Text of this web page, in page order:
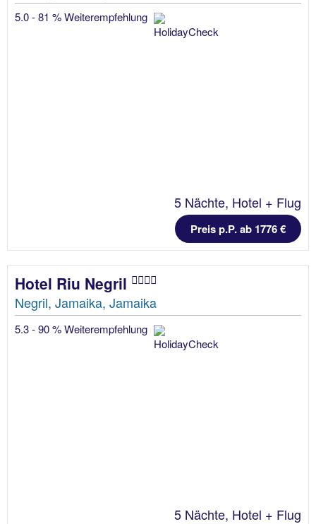
5.0 - 81 % Weiterempfehlung
5 Nächte, Hotel + Flug
Preis p.P. ab 1776 €
Hotel Riu Negril
Negril, Jamaika, Jamaika
5.3 - 90 % Weiterempfehlung
5 Nächte, Hotel + Flug